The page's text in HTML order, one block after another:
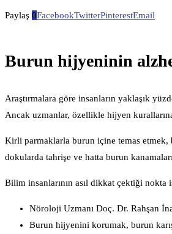
Paylaş 0FacebookTwitterPinterestEmail
Burun hijyeninin
Araştırmalara göre insanların yaklaşık
Ancak uzmanlar, özellikle hijyen
Kirli parmaklarla burun içine temas etmek,
dokularda tahrişe ve hatta burun
Bilim insanlarının asıl dikkat çektiği nokta
Nöroloji Uzmanı Doç. Dr. Rahşan
Burun hijyenini korumak, burun